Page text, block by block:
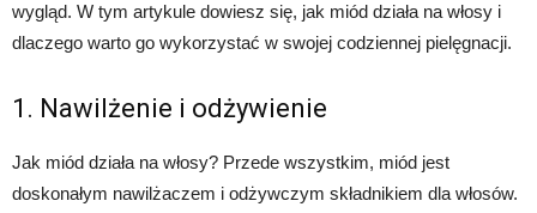
wygląd. W tym artykule dowiesz się, jak miód działa na włosy i
dlaczego warto go wykorzystać w swojej codziennej pielęgnacji.
1. Nawilżenie i odżywienie
Jak miód działa na włosy? Przede wszystkim, miód jest
doskonałym nawilżaczem i odżywczym składnikiem dla włosów.